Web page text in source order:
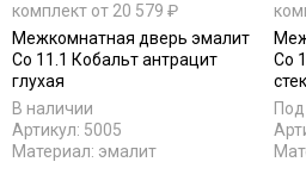
комплект от 20 579 ₽
Межкомнатная дверь эмалит
Co 11.1 Кобальт антрацит
глухая
В наличии
Артикул: 5005
Материал: эмалит
Co
Под